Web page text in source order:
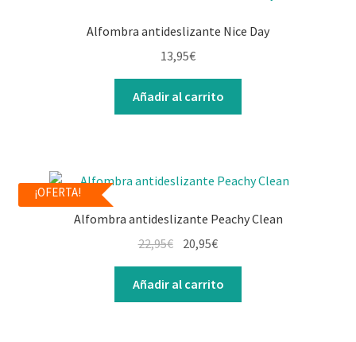
Alfombra antideslizante Nice Day
13,95€
Añadir al carrito
¡OFERTA!
Alfombra antideslizante Peachy Clean
22,95€ 20,95€
Añadir al carrito